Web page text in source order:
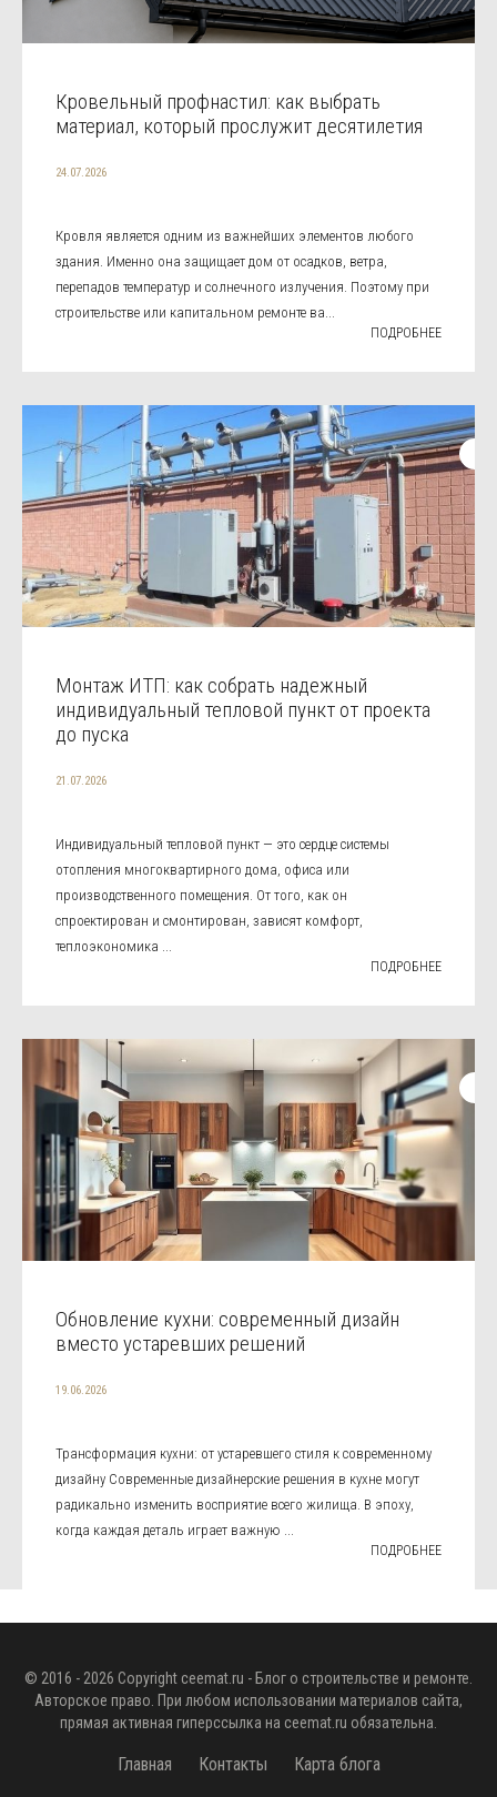
Кровельный профнастил: как выбрать
материал, который прослужит десятилетия
24.07.2026
Кровля является одним из важнейших элементов любого
здания. Именно она защищает дом от осадков, ветра,
перепадов температур и солнечного излучения. Поэтому при
строительстве или капитальном ремонте ва...
ПОДРОБНЕЕ
Монтаж ИТП: как собрать надежный
индивидуальный тепловой пункт от проекта
до пуска
21.07.2026
Индивидуальный тепловой пункт — это сердце системы
отопления многоквартирного дома, офиса или
производственного помещения. От того, как он
спроектирован и смонтирован, зависят комфорт,
теплоэкономика ...
ПОДРОБНЕЕ
Обновление кухни: современный дизайн
вместо устаревших решений
19.06.2026
Трансформация кухни: от устаревшего стиля к современному
дизайну Современные дизайнерские решения в кухне могут
радикально изменить восприятие всего жилища. В эпоху,
когда каждая деталь играет важную ...
ПОДРОБНЕЕ
© 2016 - 2026 Copyright ceemat.ru - Блог о строительстве и ремонте.
Авторское право. При любом использовании материалов сайта,
прямая активная гиперссылка на ceemat.ru обязательна.
Главная Контакты Карта блога